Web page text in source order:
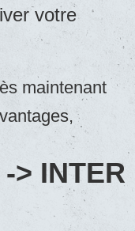
votre
maintenant
> INTER